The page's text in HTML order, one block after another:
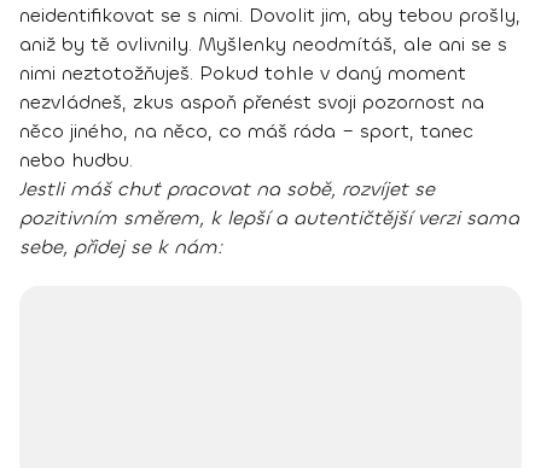
neidentifikovat se s nimi. Dovolit jim, aby tebou prošly,
aniž by tě ovlivnily. Myšlenky neodmítáš, ale ani se s
nimi neztotožňuješ. Pokud tohle v daný moment
nezvládneš, zkus aspoň přenést svoji pozornost na
něco jiného, na něco, co máš ráda – sport, tanec
nebo hudbu.
Jestli máš chuť pracovat na sobě, rozvíjet se
pozitivním směrem, k lepší a autentičtější verzi sama
sebe, přidej se k nám: